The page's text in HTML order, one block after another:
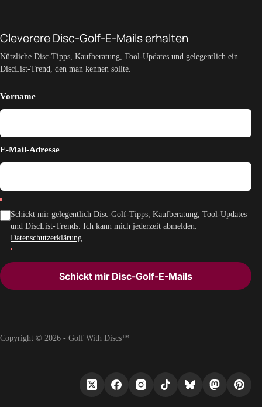
Cleverere Disc-Golf-E-Mails erhalten
Nützliche Disc-Tipps, Kaufberatung, Tool-Updates und gelegentlich ein
DiscList-Trend, den man kennen sollte.
Vorname
E-Mail-Adresse
Schickt mir gelegentlich Disc-Golf-Tipps, Kaufberatung, Tool-Updates
und DiscList-Trends. Ich kann mich jederzeit abmelden.
Datenschutzerklärung
Schickt mir Disc-Golf-E-Mails
Copyright © 2026 - Golf With Discs™